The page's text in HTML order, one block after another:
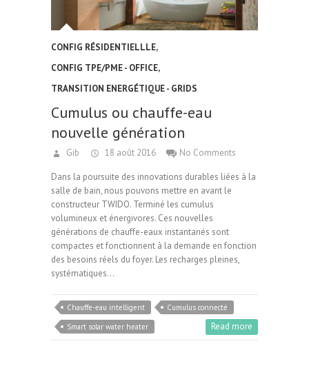
CONFIG RÉSIDENTIELLLE,
CONFIG TPE/PME - OFFICE,
TRANSITION ENERGÉTIQUE - GRIDS
Cumulus ou chauffe-eau
nouvelle génération
Gib 18 août 2016 No Comments
Dans la poursuite des innovations durables liées à la
salle de bain, nous pouvons mettre en avant le
constructeur TWIDO. Terminé les cumulus
volumineux et énergivores. Ces nouvelles
générations de chauffe-eaux instantanés sont
compactes et fonctionnent à la demande en fonction
des besoins réels du foyer. Les recharges pleines,
systématiques…
Chauffe-eau intelligent
Cumulus connecté
Smart solar water heater
Read more